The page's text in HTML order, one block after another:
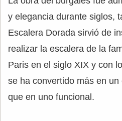
y elegancia durante siglos,
Escalera Dorada sirvió de
realizar la escalera de la
Paris en el siglo XIX y con
se ha convertido más en
que en uno funcional.